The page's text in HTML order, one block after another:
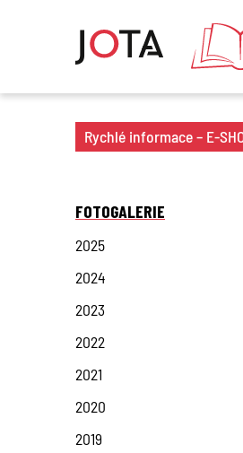
Rychlé informace – E-
FOTOGALERIE
2025
2024
2023
2022
2021
2020
2019